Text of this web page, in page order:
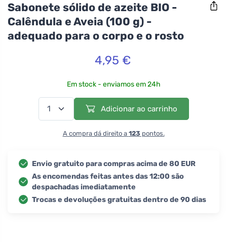
Sabonete sólido de azeite BIO -
Calêndula e Aveia (100 g) -
adequado para o corpo e o rosto
4,95 €
Em stock - enviamos em 24h
Adicionar ao carrinho
A compra dá direito a 123 pontos.
Envio gratuito para compras acima de 80 EUR
As encomendas feitas antes das 12:00 são
despachadas imediatamente
Trocas e devoluções gratuitas dentro de 90 dias